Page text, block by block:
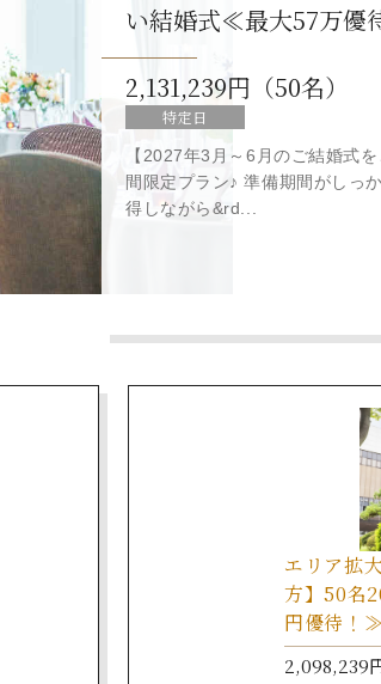
い結婚式≪最大57万
2,131,239円（50名）
特定日
【2027年3月～6月のご結婚式
間限定プラン♪ 準備期間がしっ
得しながら&rd...
エリア拡
方】50名
円優待！
2,098,239